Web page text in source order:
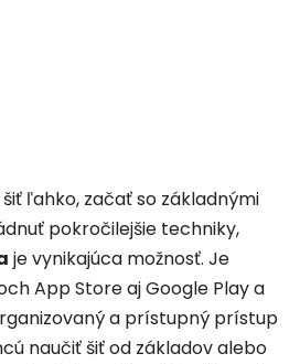
ľahko, začať so základnými
pokročilejšie techniky,
je vynikajúca možnosť. Je
App Store aj Google Play a
a prístupný prístup
naučiť šiť od základov alebo